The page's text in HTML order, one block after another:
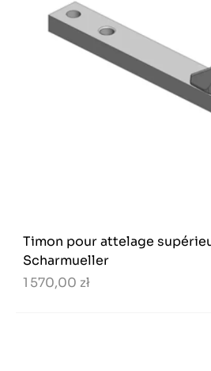
Timon pour attelage
Scharmueller
1 570,00 zł